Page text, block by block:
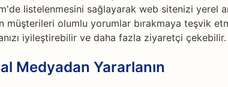
listelenmesini sağlayarak web sitenizi yerel
müşterileri olumlu yorumlar bırakmaya teşvik
iyileştirebilir ve daha fazla ziyaretçi çekebilir.
Medyadan Yararlanın